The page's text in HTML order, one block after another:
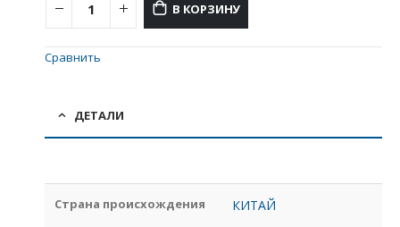
В КОРЗИНУ
Сравнить
ДЕТАЛИ
Страна происхождения КИТАЙ